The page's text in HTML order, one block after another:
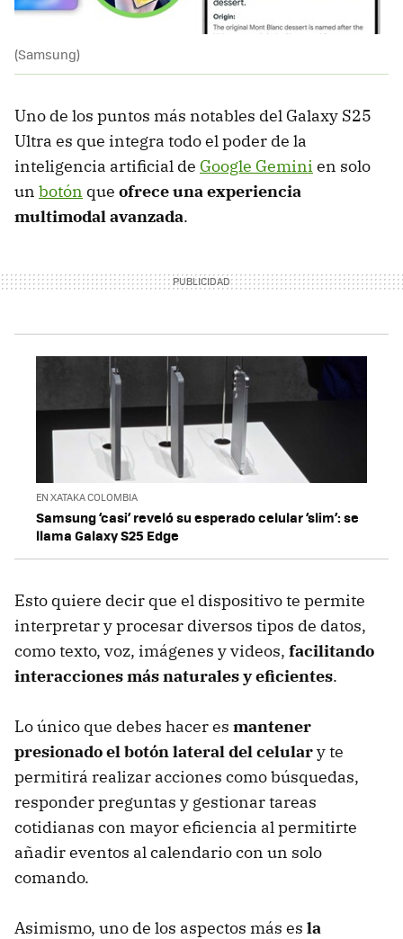
(Samsung)
Uno de los puntos más notables del Galaxy S25
Ultra es que integra todo el poder de la
inteligencia artificial de Google Gemini en solo
un botón que ofrece una experiencia
multimodal avanzada.
EN XATAKA COLOMBIA
Samsung ‘casi’ reveló su esperado celular ‘slim’: se
llama Galaxy S25 Edge
Esto quiere decir que el dispositivo te permite
interpretar y procesar diversos tipos de datos,
como texto, voz, imágenes y videos, facilitando
interacciones más naturales y eficientes.
Lo único que debes hacer es mantener
presionado el botón lateral del celulary te
permitirá realizar acciones como búsquedas,
responder preguntas y gestionar tareas
cotidianas con mayor eficiencia al permitirte
añadir eventos al calendario con un solo
comando.
Asimismo, uno de los aspectos más es la